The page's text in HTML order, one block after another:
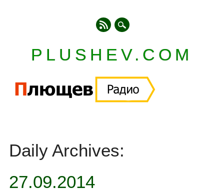
PLUSHEV.COM
content
Daily Archives:
27.09.2014